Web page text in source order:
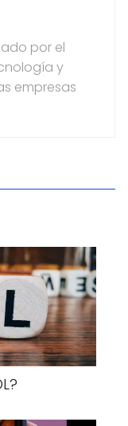
por el
y
empresas